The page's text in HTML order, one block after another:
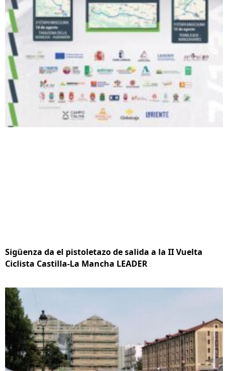
Sigüenza da el pistoletazo de salida a la II Vuelta
Ciclista Castilla-La Mancha LEADER